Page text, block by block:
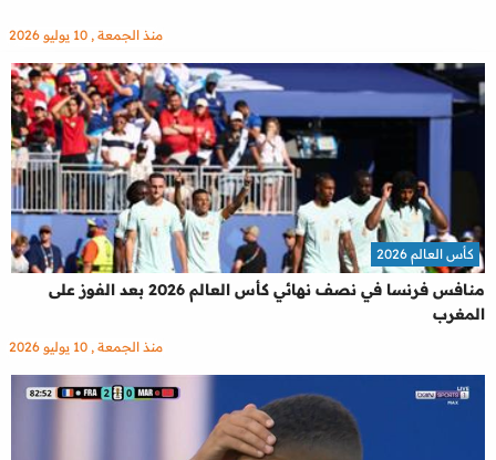
منذ الجمعة , 10 يوليو 2026
منافس فرنسا في نصف نهائي كأس العالم 2026 بعد الفوز على
المغرب
كأس العالم 2026
منذ الجمعة , 10 يوليو 2026